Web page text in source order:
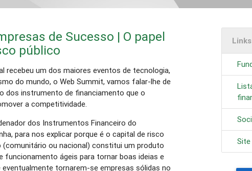
de Sucesso | O papel
público
recebeu um dos maiores eventos de tecnologia,
do mundo, o Web Summit, vamos falar-lhe de
dos instrumento de financiamento que o
a competitividade.
dos Instrumentos Financeiro do
para nos explicar porque é o capital de risco
ou nacional) constitui um produto
funcionamento ágeis para tornar boas ideias e
tornarem-se empresas sólidas no
Site